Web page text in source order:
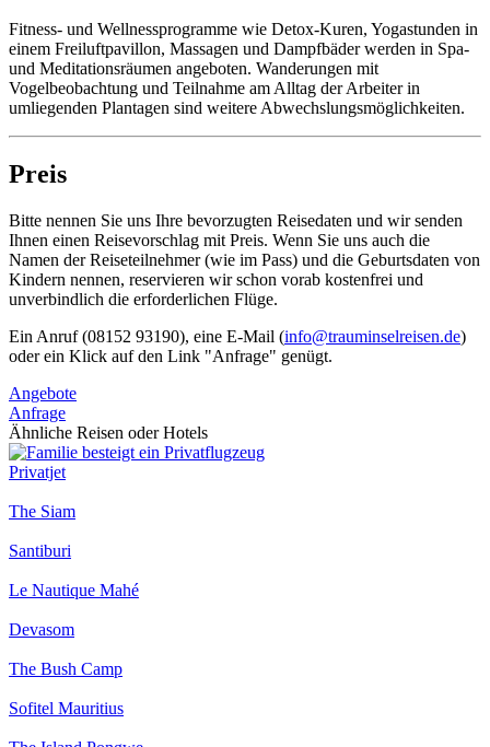
Fitness- und Wellnessprogramme wie Detox-Kuren, Yogastunden in
einem Freiluftpavillon, Massagen und Dampfbäder werden in Spa-
und Meditationsräumen angeboten. Wanderungen mit
Vogelbeobachtung und Teilnahme am Alltag der Arbeiter in
umliegenden Plantagen sind weitere Abwechslungsmöglichkeiten.
Preis
Bitte nennen Sie uns Ihre bevorzugten Reisedaten und wir senden
Ihnen einen Reisevorschlag mit Preis. Wenn Sie uns auch die
Namen der Reiseteilnehmer (wie im Pass) und die Geburtsdaten von
Kindern nennen, reservieren wir schon vorab kostenfrei und
unverbindlich die erforderlichen Flüge.
Ein Anruf (08152 93190), eine E-Mail (info@trauminselreisen.de)
oder ein Klick auf den Link "Anfrage" genügt.
Angebote
Anfrage
Ähnliche Reisen oder Hotels
Privatjet
The Siam
Santiburi
Le Nautique Mahé
Devasom
The Bush Camp
Sofitel Mauritius